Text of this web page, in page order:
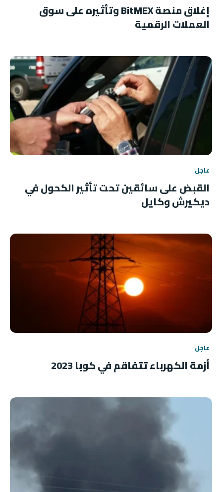
إغلاق منصة BitMEX وتأثيره على سوق
العملات الرقمية
عاجل
القبض على سائقين تحت تأثير الكحول في
ديكيرش وكايل
عاجل
أزمة الكهرباء تتفاقم في كوبا 2023